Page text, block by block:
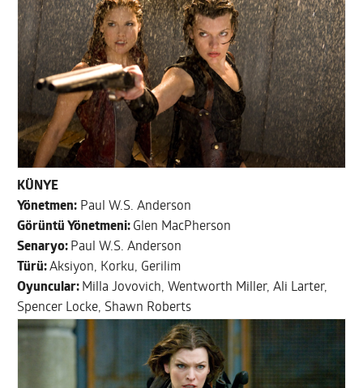
KÜNYE
Yönetmen: Paul W.S. Anderson
Görüntü Yönetmeni: Glen MacPherson
Senaryo: Paul W.S. Anderson
Türü:Aksiyon, Korku, Gerilim
Oyuncular: Milla Jovovich, Wentworth Miller, Ali Larter,
Spencer Locke, Shawn Roberts